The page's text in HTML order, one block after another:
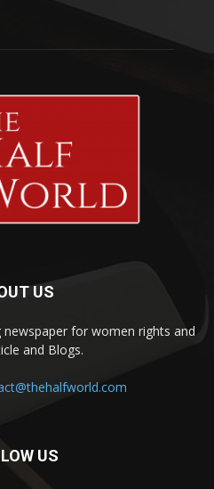
US
newspaper for women rights and
and Blogs.
US